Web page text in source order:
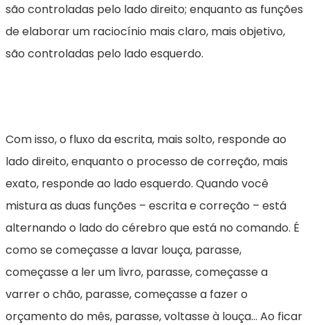
são controladas pelo lado direito; enquanto as funções
de elaborar um raciocínio mais claro, mais objetivo,
são controladas pelo lado esquerdo.
Com isso, o fluxo da escrita, mais solto, responde ao
lado direito, enquanto o processo de correção, mais
exato, responde ao lado esquerdo. Quando você
mistura as duas funções – escrita e correção – está
alternando o lado do cérebro que está no comando. É
como se começasse a lavar louça, parasse,
começasse a ler um livro, parasse, começasse a
varrer o chão, parasse, começasse a fazer o
orçamento do mês, parasse, voltasse à louça… Ao ficar